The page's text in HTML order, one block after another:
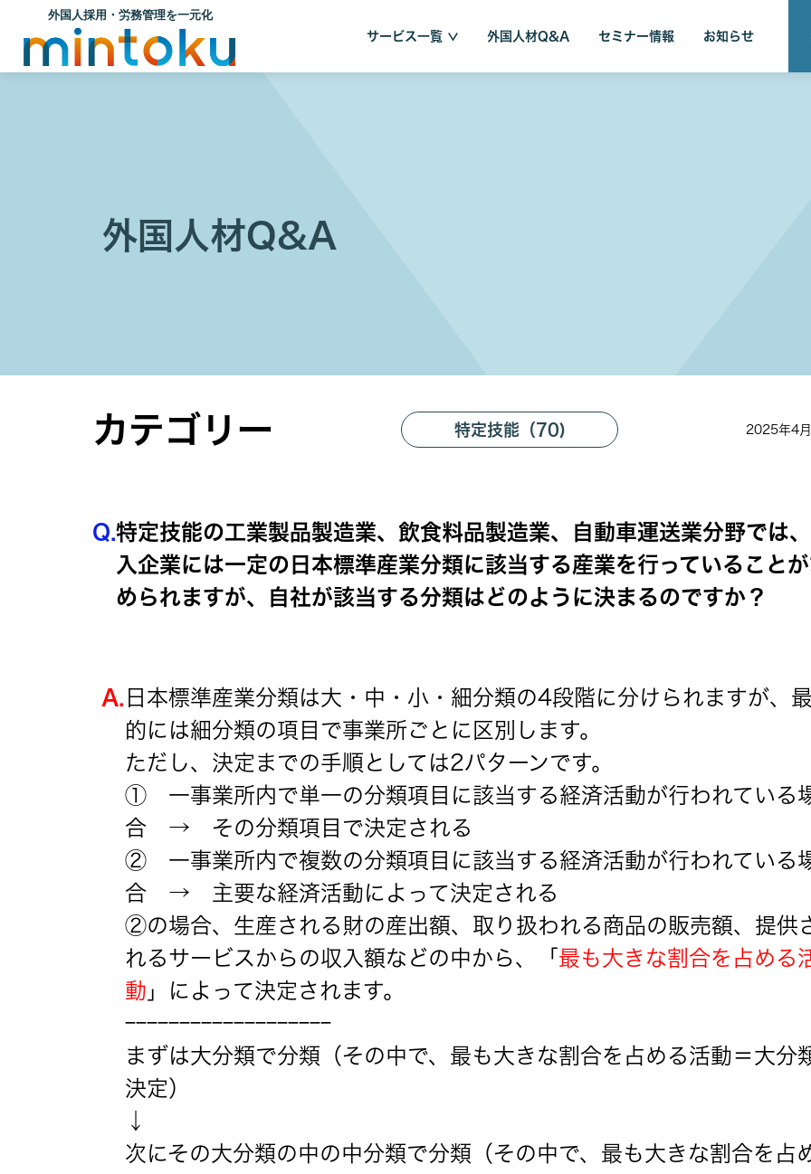
サービス一覧 外国人材Q&A セミナー情報 お知らせ
外国人材Q&A
カテゴリー 特定技能（70) 2025年4
Q.特定技能の工業製品製造業、飲食料品製造業、自動車運送業分野では
入企業には一定の日本標準産業分類に該当する産業を行っていること
められますが、自社が該当する分類はどのように決まるのですか？
A. 日本標準産業分類は大・中・小・細分類の4段階に分けられますが、
的には細分類の項目で事業所ごとに区別します。
ただし、決定までの手順としては2パターンです。
① 一事業所内で単一の分類項目に該当する経済活動が行われている
合 → その分類項目で決定される
② 一事業所内で複数の分類項目に該当する経済活動が行われている
合 → 主要な経済活動によって決定される
②の場合、生産される財の産出額、取り扱われる商品の販売額、提供
れるサービスからの収入額などの中から、「 最も大きな割合を占める
動 」によって決定されます。
ｰｰｰｰｰｰｰｰｰｰｰｰｰｰｰｰｰｰｰ
まずは大分類で分類（その中で、最も大きな割合を占める活動＝大分
決定）
↓
次にその大分類の中の中分類で分類（その中で、最も大きな割合を占